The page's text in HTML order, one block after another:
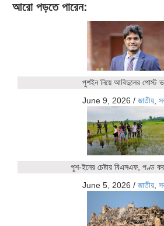
আরো পড়তে পারেন:
পুশইন নিয়ে আবিদুলের পোস্ট
June 9, 2026 / জাতীয়,
পুশ-ইনের চেষ্টায় বিএসএফ, পণ্ড
June 5, 2026 / জাতীয়,